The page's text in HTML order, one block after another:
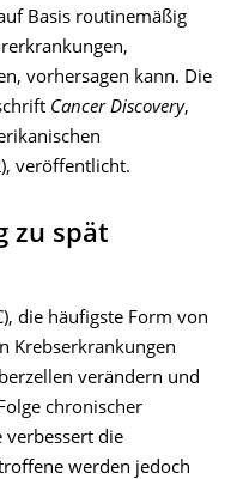
Basis routinemäßig
vorhersagen kann. Die
Cancer Discovery,
veröffentlicht.
zu spät
die häufigste Form von
Krebserkrankungen
verändern und
chronischer
verbessert die
werden jedoch